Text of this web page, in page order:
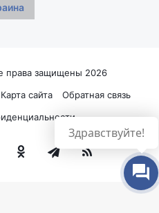
права защищены 2026
Карта сайта
Обратная связь
vk.comОдноклассники
Telegram
RSS
Здравствуйте!